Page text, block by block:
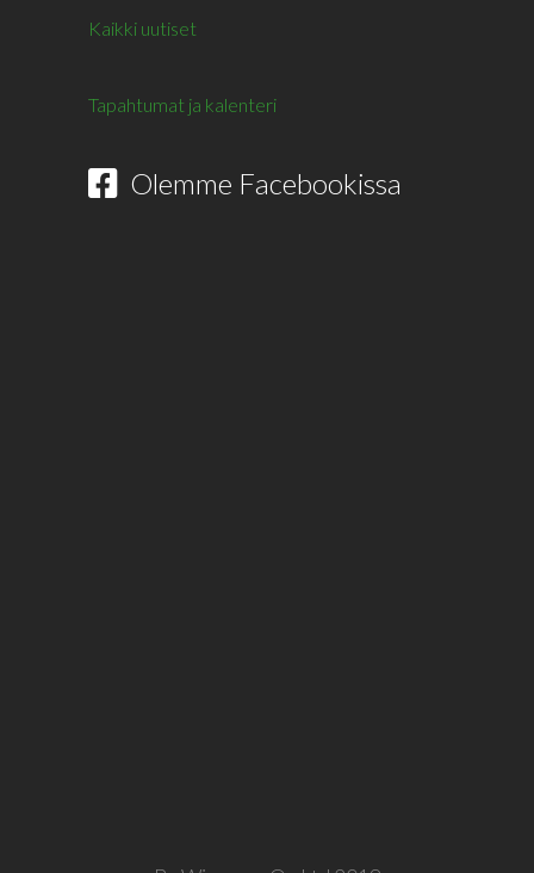
Kaikki uutiset
Tapahtumat ja kalenteri
Olemme Facebookissa